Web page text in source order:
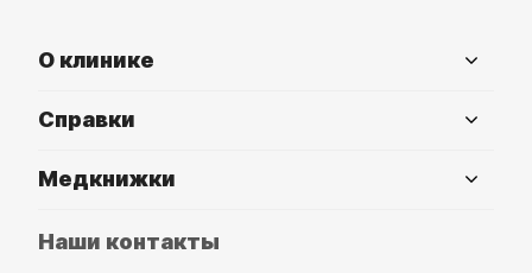
О клинике
Справки
Медкнижки
Наши контакты